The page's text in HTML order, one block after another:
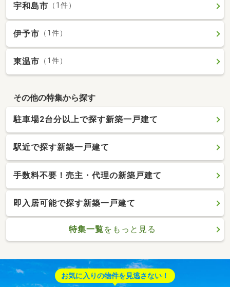
宇和島市 （1件）
伊予市 （1件）
東温市 （1件）
その他の特集から探す
駐車場2台分以上で探す新築一戸建て
駅近で探す新築一戸建て
手数料不要！売主・代理の新築戸建て
即入居可能で探す新築一戸建て
特集一覧をもっと見る
お気に入りの物件を見逃さない！